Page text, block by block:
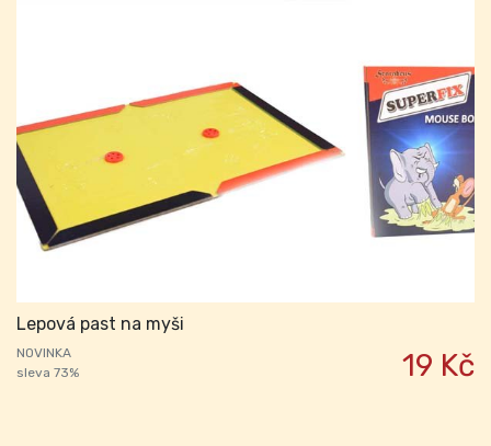
Lepová past na myši
NOVINKA
sleva 73%
19 Kč